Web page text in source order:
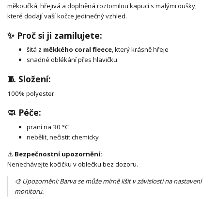
měkoučká, hřejivá a doplněná roztomilou kapucí s malými oušky,
které dodají vaší kočce jedinečný vzhled.
✨ Proč si ji zamilujete:
šitá z měkkého coral fleece, který krásně hřeje
snadné oblékání přes hlavičku
🧵 Složení:
100% polyester
🧼 Péče:
praní na 30 °C
nebělit, nečistit chemicky
⚠️ Bezpečnostní upozornění:
Nenechávejte kočičku v oblečku bez dozoru.
🎨 Upozornění: Barva se může mírně lišit v závislosti na nastavení
monitoru.